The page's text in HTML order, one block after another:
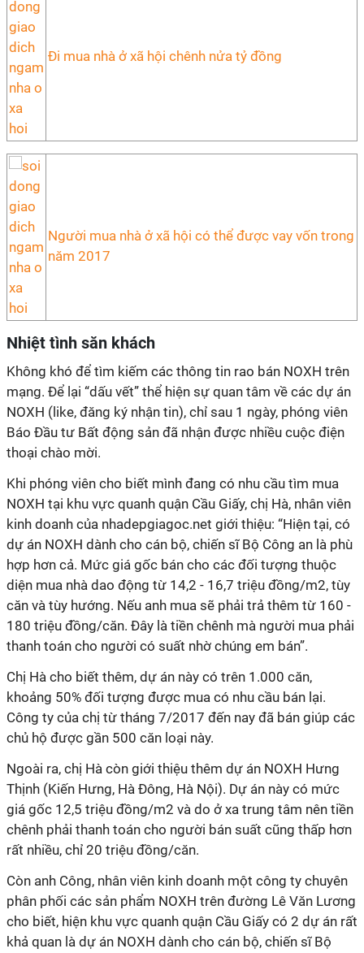
Đi mua nhà ở xã hội chênh nửa tỷ đồng
Người mua nhà ở xã hội có thể được vay vốn trong
năm 2017
Nhiệt tình săn khách
Không khó để tìm kiếm các thông tin rao bán NOXH trên
mạng. Để lại “dấu vết” thể hiện sự quan tâm về các dự án
NOXH (like, đăng ký nhận tin), chỉ sau 1 ngày, phóng viên
Báo Đầu tư Bất động sản đã nhận được nhiều cuộc điện
thoại chào mời.
Khi phóng viên cho biết mình đang có nhu cầu tìm mua
NOXH tại khu vực quanh quận Cầu Giấy, chị Hà, nhân viên
kinh doanh của nhadepgiagoc.net giới thiệu: “Hiện tại, có
dự án NOXH dành cho cán bộ, chiến sĩ Bộ Công an là phù
hợp hơn cả. Mức giá gốc bán cho các đối tượng thuộc
diện mua nhà dao động từ 14,2 - 16,7 triệu đồng/m2, tùy
căn và tùy hướng. Nếu anh mua sẽ phải trả thêm từ 160 -
180 triệu đồng/căn. Đây là tiền chênh mà người mua phải
thanh toán cho người có suất nhờ chúng em bán”.
Chị Hà cho biết thêm, dự án này có trên 1.000 căn,
khoảng 50% đối tượng được mua có nhu cầu bán lại.
Công ty của chị từ tháng 7/2017 đến nay đã bán giúp các
chủ hộ được gần 500 căn loại này.
Ngoài ra, chị Hà còn giới thiệu thêm dự án NOXH Hưng
Thịnh (Kiến Hưng, Hà Đông, Hà Nội). Dự án này có mức
giá gốc 12,5 triệu đồng/m2 và do ở xa trung tâm nên tiền
chênh phải thanh toán cho người bán suất cũng thấp hơn
rất nhiều, chỉ 20 triệu đồng/căn.
Còn anh Công, nhân viên kinh doanh một công ty chuyên
phân phối các sản phẩm NOXH trên đường Lê Văn Lương
cho biết, hiện khu vực quanh quận Cầu Giấy có 2 dự án rất
khả quan là dự án NOXH dành cho cán bộ, chiến sĩ Bộ